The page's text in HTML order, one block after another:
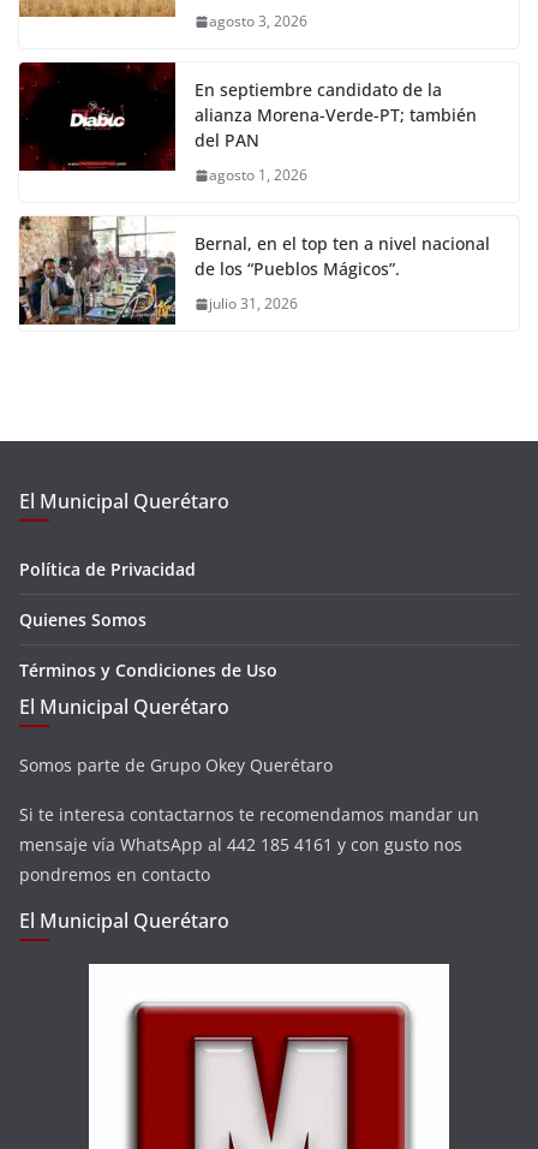
agosto 3, 2026
En septiembre candidato de la
alianza Morena-Verde-PT; también
del PAN
agosto 1, 2026
Bernal, en el top ten a nivel nacional
de los “Pueblos Mágicos”.
julio 31, 2026
El Municipal Querétaro
Política de Privacidad
Quienes Somos
Términos y Condiciones de Uso
El Municipal Querétaro
Somos parte de Grupo Okey Querétaro
Si te interesa contactarnos te recomendamos mandar un
mensaje vía WhatsApp al 442 185 4161 y con gusto nos
pondremos en contacto
El Municipal Querétaro